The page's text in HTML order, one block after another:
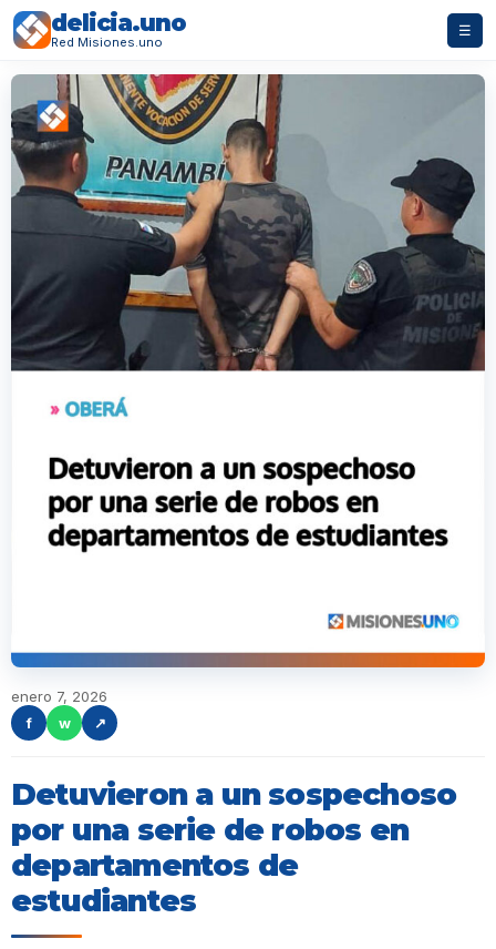
delicia.uno
Red Misiones.uno
☰
enero 7, 2026
f
w ↗
Detuvieron a un sospechoso
por una serie de robos en
departamentos de
estudiantes